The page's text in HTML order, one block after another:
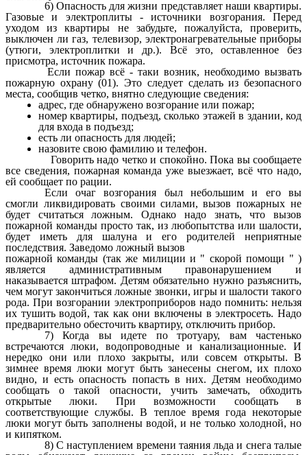
6) Опасность для жизни представляет наши квартиры.
Газовые и электроплиты - источники возгорания. Перед
уходом из квартиры не забудьте, пожалуйста, проверить,
выключен ли газ, телевизор, электронагревательные приборы
(утюги, электроплитки и др.). Всё это, оставленное без
присмотра, источник пожара.
Если пожар всё - таки возник, необходимо вызвать
пожарную охрану (01). Это следует сделать из безопасного
места, сообщив четко, внятно следующие сведения:
адрес, где обнаружено возгорание или пожар;
номер квартиры, подъезд, сколько этажей в здании, код
для входа в подъезд;
есть ли опасность для людей;
назовите свою фамилию и телефон.
Говорить надо четко и спокойно. Пока вы сообщаете
все сведения, пожарная команда уже выезжает, всё что надо,
ей сообщает по рации.
Если очаг возгорания был небольшим и его вы
смогли ликвидировать своими силами, вызов пожарных не
будет считаться ложным. Однако надо знать, что вызов
пожарной команды просто так, из любопытства или шалости,
будет иметь для шалуна и его родителей неприятные
последствия. Заведомо ложный вызов
пожарной команды (так же милиции и " скорой помощи " )
является административным правонарушением и
наказывается штрафом. Детям обязательно нужно разъяснить,
чем могут закончиться ложные звонки, игры и шалости такого
рода. При возгорании электроприборов надо помнить: нельзя
их тушить водой, так как они включены в электросеть. Надо
предварительно обесточить квартиру, отключить прибор.
7) Когда вы идете по тротуару, вам частенько
встречаются люки, водопроводные и канализационные. И
нередко они или плохо закрыты, или совсем открыты. В
зимнее время люки могут быть занесены снегом, их плохо
видно, и есть опасность попасть в них. Детям необходимо
сообщать о такой опасности, учить замечать, обходить
открытые люки. При возможности сообщать в
соответствующие службы. В теплое время года некоторые
люки могут быть заполнены водой, и не только холодной, но
и кипятком.
8) С наступлением времени таяния льда и снега талые